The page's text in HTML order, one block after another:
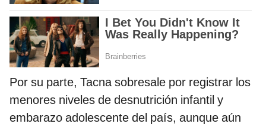
Por su parte, Tacna sobresale por registrar los
menores niveles de desnutrición infantil y
embarazo adolescente del país, aunque aún